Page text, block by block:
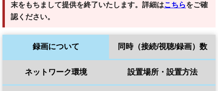
末をもちまして提供を終了いたします。詳細はこちらをご確
認ください。
録画について 同時（接続/視聴/録画）数
ネットワーク環境 設置場所・設置方法